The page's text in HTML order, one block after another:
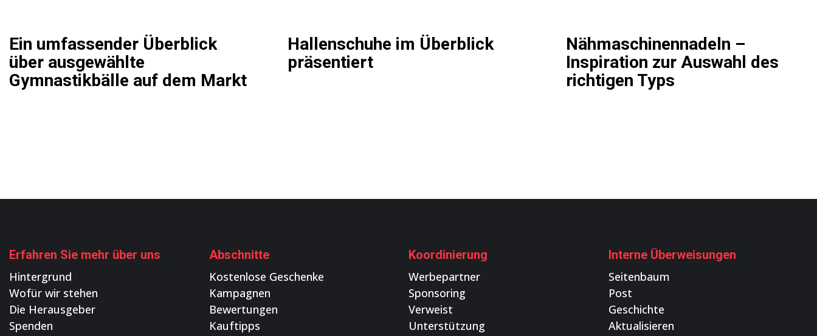
Ein umfassender Überblick
über ausgewählte
Gymnastikbälle auf dem Markt
Hallenschuhe im Überblick
präsentiert
Nähmaschinennadeln –
Inspiration zur Auswahl des
richtigen Typs
Erfahren Sie mehr über uns
Hintergrund
Wofür wir stehen
Die Herausgeber
Spenden
Abschnitte
Kostenlose Geschenke
Kampagnen
Bewertungen
Kauftipps
Koordinierung
Werbepartner
Sponsoring
Verweist
Unterstützung
Interne Überweisungen
Seitenbaum
Post
Geschichte
Aktualisieren